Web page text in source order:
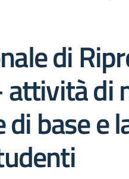
di
attività di
di base e